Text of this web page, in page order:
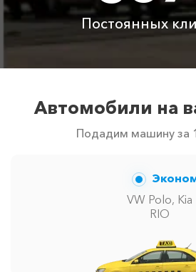
Цены по акции ограничены
автомобилей в г Сафари Парк
Постоянных
Автомобили на
Подадим машину за
VW Polo, Kia
RIO